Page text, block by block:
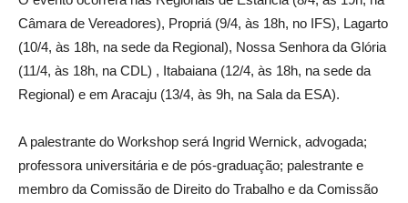
Câmara de Vereadores), Propriá (9/4, às 18h, no IFS), Lagarto
(10/4, às 18h, na sede da Regional), Nossa Senhora da Glória
(11/4, às 18h, na CDL) , Itabaiana (12/4, às 18h, na sede da
Regional) e em Aracaju (13/4, às 9h, na Sala da ESA).
A palestrante do Workshop será Ingrid Wernick, advogada;
professora universitária e de pós-graduação; palestrante e
membro da Comissão de Direito do Trabalho e da Comissão